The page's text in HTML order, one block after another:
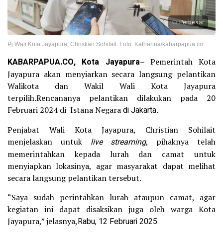
Perbesar
Pj Wali Kota Jayapura, Christian Sohilait. Foto: Katharina/kabarpapua.co
KABARPAPUA.CO, Kota Jayapura– Pemerintah Kota
Jayapura akan menyiarkan secara langsung pelantikan
Walikota dan Wakil Wali Kota Jayapura
terpilih.Rencananya pelantikan dilakukan pada 20
Februari 2024 di Istana Negaradi Jakarta.
Penjabat Wali Kota Jayapura, Christian Sohilait
menjelaskan untuklive streaming, pihaknya telah
memerintahkan kepada lurah dan camat untuk
menyiapkan lokasinya, agar masyarakat dapat melihat
secara langsung pelantikan tersebut.
“Saya sudah perintahkan lurah ataupun camat, agar
kegiatan ini dapat disaksikan juga oleh warga Kota
Jayapura,” jelasnya,Rabu, 12 Februari 2025.